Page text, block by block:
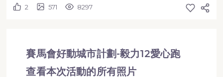
2 571 8297
賽馬會好動城市計劃-毅力12愛心跑
查看本次活動的所有照片